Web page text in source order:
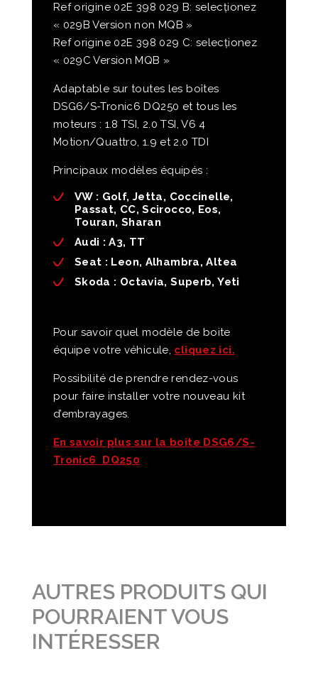
Ref origine 02E 398 029 B: selecționez
« 029B Version non MQB »
Ref origine 02E 398 029 C: selecționez
« 029C Version MQB »
Adaptable sur toutes les boîtes
DSG6/S-Tronic6 DQ250 et tous les
moteurs : 1.8 TSI, 2.0 TSI, V6 4
Motion/Quattro, 1.9 et 2.0 TDI
Principaux modèles équipés :
VW : Golf, Jetta, Coccinelle,
Passat, CC, Scirocco, Eos,
Touran, Sharan
Audi : A3, TT
Seat : Leon, Alhambra, Altea
Skoda : Octavia, Superb, Yeti
Pour savoir quel modèle de boite
équipe votre véhicule, cliquez ici.
Possibilité de prendre rendez-vous
pour faire installer votre nouveau kit
d’embrayages.
En savoir plus sur la boite DSG6/S-
Tronic6 DQ250
AUTRES PRODUITS QUI
POURRAIENT VOUS
INTÉRESSER